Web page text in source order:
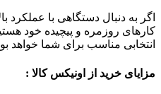
اگر به دنبال دستگاهی با
انتخابی مناسب برای شما خواهد
مزایای خرید از اونیکس کالا :